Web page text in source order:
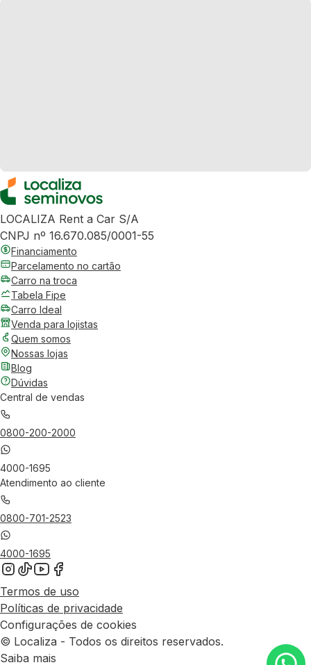
LOCALIZA Rent a Car S/A
CNPJ nº 16.670.085/0001-55
Financiamento
Parcelamento no cartão
Carro na troca
Tabela Fipe
Carro Ideal
Venda para lojistas
Quem somos
Nossas lojas
Blog
Dúvidas
Central de vendas
0800-200-2000
4000-1695
Atendimento ao cliente
0800-701-2523
4000-1695
Termos de uso
Políticas de privacidade
Configurações de cookies
© Localiza - Todos os direitos reservados.
Saiba mais